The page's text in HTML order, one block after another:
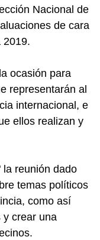
Nacional de
de cara
2019.
ocasión para
representarán al
internacional, e
ellos realizan y
la reunión dado
temas políticos
como así
y crear una